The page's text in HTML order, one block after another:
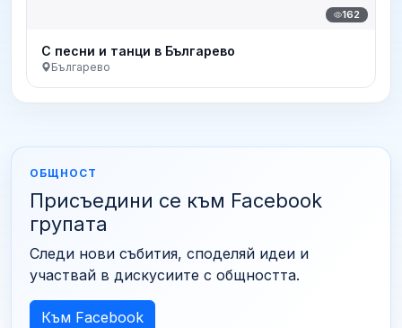
162
С песни и танци в Българево
Българево
ОБЩНОСТ
Присъедини се към Facebook
групата
Следи нови събития, споделяй идеи и
участвай в дискусиите с общността.
Към Facebook